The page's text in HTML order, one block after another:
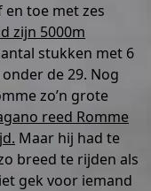
toe met zes
zijn 5000m
stukken met 6
de 29. Nog
zo’n grote
reed Romme
Maar hij had te
breed te rijden als
gek voor iemand